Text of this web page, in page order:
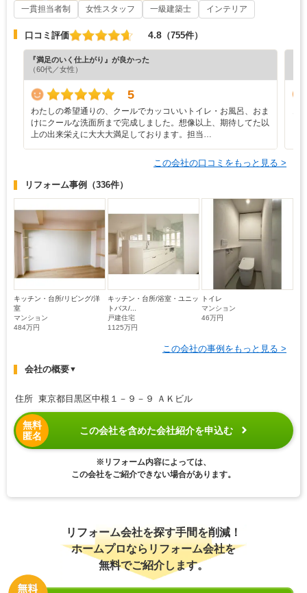
一貫担当者制
女性スタッフ 一級建築士 インテリア
口コミ評価 4.8 （755件）
『満足のいく仕上がり』が良かった
（60代／女性）
5
わたしの希望通りの、クールでカッコいいトイレ・お風呂、おま
けにクールな洗面所まで完成しました。想像以上、期待してた以
上の出来栄えに大大大満足しております。担当…
この会社の口コミをもっと見る >
リフォーム事例 （336件）
キッチン・台所/リビング/洋
室
マンション
484万円
キッチン・台所/浴室・ユニッ
トバス/...
戸建住宅
1125万円
トイレ
マンション
46万円
この会社の事例をもっと見る >
会社の概要▼
住所 東京都目黒区中根１－９－９ ＡＫビル
無料
匿名
この会社を含めた会社紹介を申込む
※リフォーム内容によっては、
この会社をご紹介できない場合があります。
リフォーム会社を探す手間を削減！
ホームプロならリフォーム会社を
無料でご紹介します。